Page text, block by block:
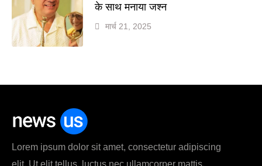
के साथ मनाया जश्न
मार्च 21, 2025
Lorem ipsum dolor sit amet, consectetur adipiscing
elit. Ut elit tellus, luctus nec ullamcorper mattis,